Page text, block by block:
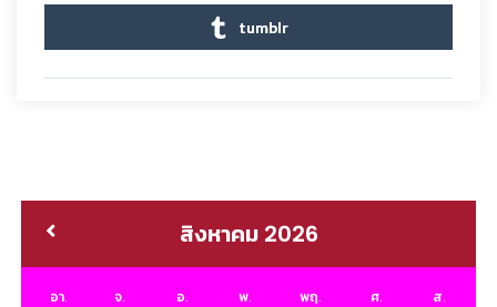
tumblr
สิงหาคม 2026
อา. จ. อ. พ. พฤ. ศ. ส.